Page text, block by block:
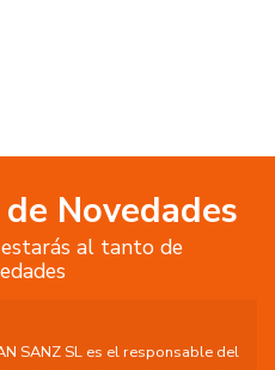
Novedades
al tanto de
SANZ SL es el responsable del